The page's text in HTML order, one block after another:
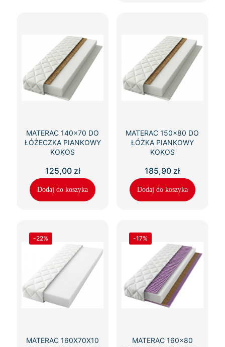
MATERAC 140×70 DO
ŁÓŻECZKA PIANKOWY
KOKOS
125,00 zł
Dodaj do koszyka
MATERAC 150×80 DO
ŁÓŻKA PIANKOWY
KOKOS
185,90 zł
Dodaj do koszyka
-22%
MATERAC 160X70X10
-17%
MATERAC 160×80